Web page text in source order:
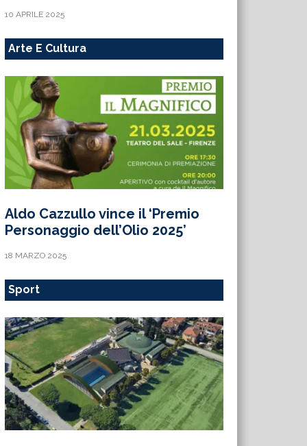
10 APRILE 2025
Arte E Cultura
Aldo Cazzullo vince il ‘Premio
Personaggio dell’Olio 2025’
18 MARZO 2025
Sport